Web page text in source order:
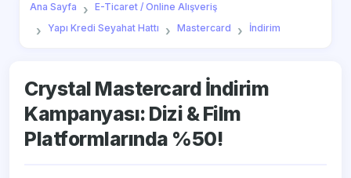
Ana Sayfa
E-Ticaret / Online Alışveriş
Yapı Kredi Seyahat Hattı
Mastercard İndirim
Crystal Mastercard İndirim
Kampanyası: Dizi & Film
Platformlarında %50!